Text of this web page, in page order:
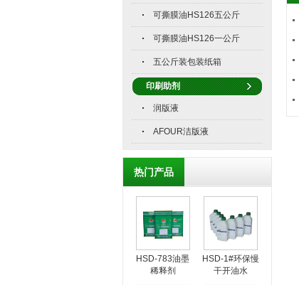
可撕膜油HS126五公斤
可撕膜油HS126一公斤
五公斤装包装纸箱
印刷助剂
润版液
AFOUR洁版液
热门产品
HSD-783油墨
稀释剂
HSD-1#环保慢
干开油水